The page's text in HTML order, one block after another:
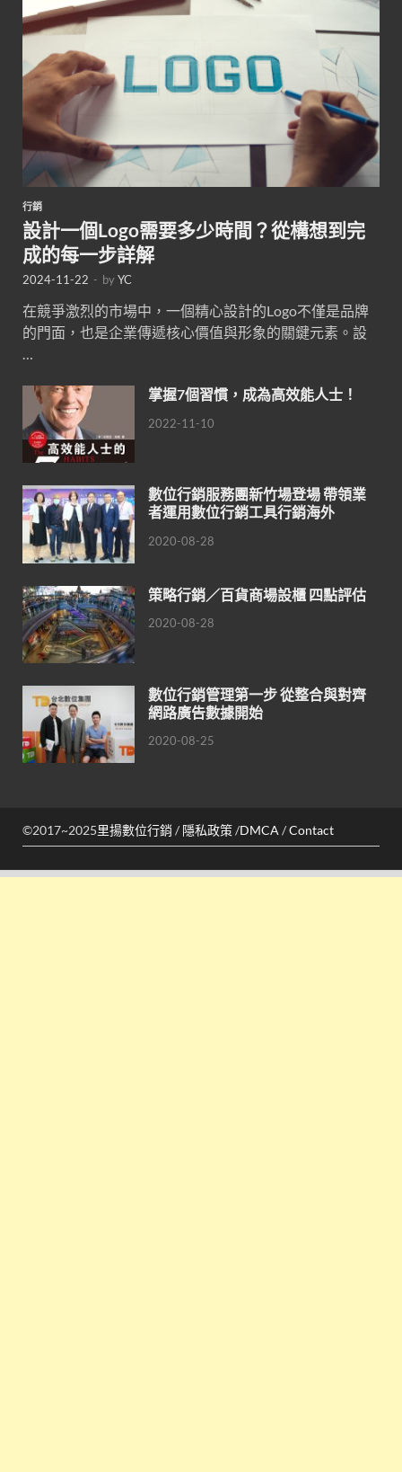
行銷
設計一個Logo需要多少時間？從構想到完
成的每一步詳解
2024-11-22 - byYC
在競爭激烈的市場中，一個精心設計的Logo不僅是品牌
的門面，也是企業傳遞核心價值與形象的關鍵元素。設
…
掌握7個習慣，成為高效能人士！
2022-11-10
數位行銷服務團新竹場登場 帶領業
者運用數位行銷工具行銷海外
2020-08-28
策略行銷／百貨商場設櫃 四點評估
2020-08-28
數位行銷管理第一步 從整合與對齊
網路廣告數據開始
2020-08-25
©2017~2025里揚數位行銷 / 隱私政策/DMCA /Contact